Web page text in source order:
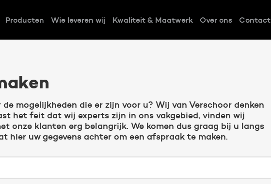
Producten Wie leveren wij Kwaliteit & Maatwerk Over ons Contact
mogelijkheden die er zijn voor u? Wij van Verschoor denken
het feit dat wij experts zijn in ons vakgebied, vinden wij
onze klanten erg belangrijk. We komen dus graag bij u langs
hier uw gegevens achter om een afspraak te maken.